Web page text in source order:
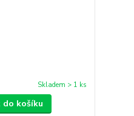
Skladem > 1 ks
do košíku